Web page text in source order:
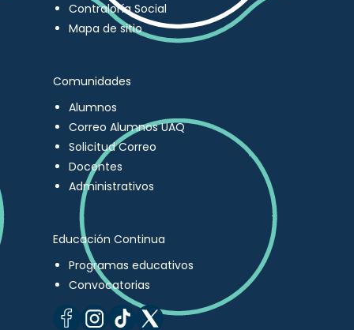
Contraloría Social
Mapa de sitio
Comunidades
Alumnos
Correo Alumnos UAQ
Solicitud Correo
Docentes
Administrativos
Educación Continua
Programas educativos
Convocatorias